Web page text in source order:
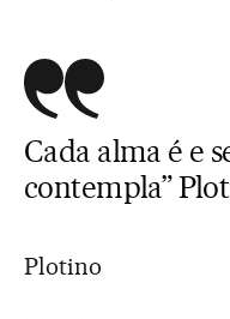
Cada alma é e
contempla”
Plotino